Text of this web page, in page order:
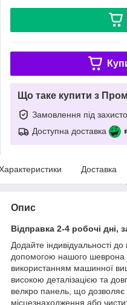
Що таке купити з
Замовлення під
Доступна доставка
Доставка
Опис
Відправка 2-4 робочі дні,
Додайте індивідуальності
допомогою нашого шеврона
використанням машинної
високою деталізацією та
велкро панель, що дозволяє
місцезнаходження або